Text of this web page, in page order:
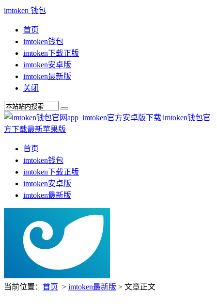
imtoken 钱包
首页
imtoken钱包
imtoken下载正版
imtoken安卓版
imtoken最新版
关闭
首页
imtoken钱包
imtoken下载正版
imtoken安卓版
imtoken最新版
当前位置： 首页 > imtoken最新版 > 文章正文